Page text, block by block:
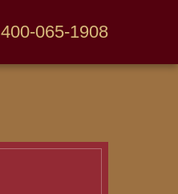
400-065-1908